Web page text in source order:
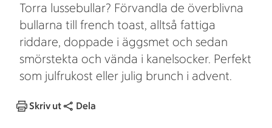
Torra lussebullar? Förvandla de överblivna
bullarna till french toast, alltså fattiga
riddare, doppade i äggsmet och sedan
smörstekta och vända i kanelsocker. Perfekt
som julfrukost eller julig brunch i advent.
Skriv ut Dela